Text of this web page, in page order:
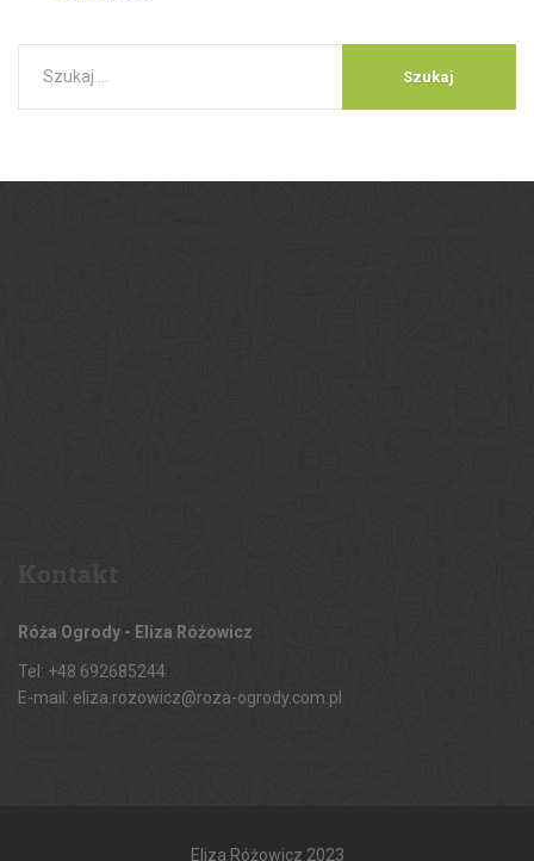
Róża Ogrody - Eliza Różowicz
Tel: +48 692685244
E-mail: eliza.rozowicz@roza-ogrody.com.pl
Eliza Różowicz 2023